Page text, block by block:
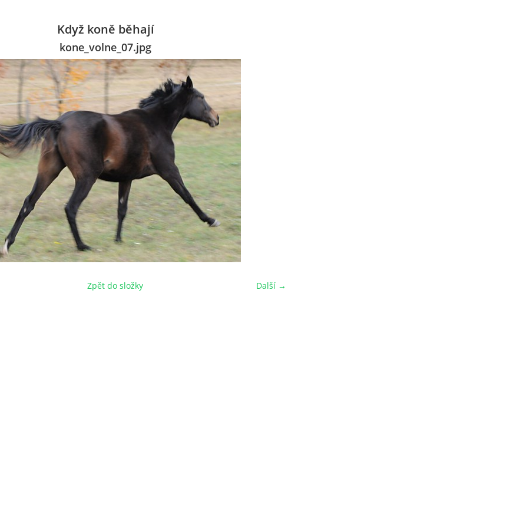
Když koně běhají
kone_volne_07.jpg
Další →
Zpět do složky